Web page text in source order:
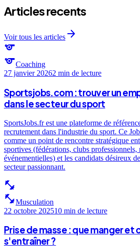
Articles recents
Voir tous les articles arrow_forward
sports
sportsCoaching
27 janvier 20262 min de lecture
Sportsjobs.com : trouver un
dans le secteur du sport
SportsJobs.fr est une plateforme de
recrutement dans l'industrie du sport. Ce
comme un point de rencontre stratégique
sportives (fédérations, clubs professionnels,
événementielles) et les candidats désireux
secteur passionnant.
fitness_center
fitness_centerMusculation
22 octobre 202510 min de lecture
Prise de masse : que manger et
s'entraîner ?